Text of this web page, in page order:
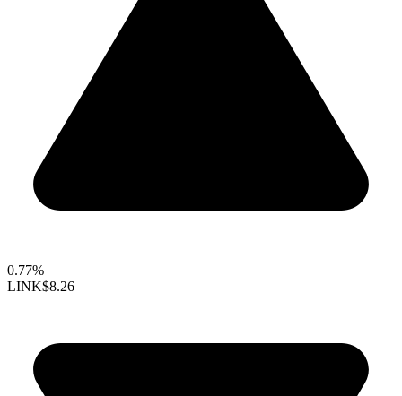
0.77%
LINK$8.26